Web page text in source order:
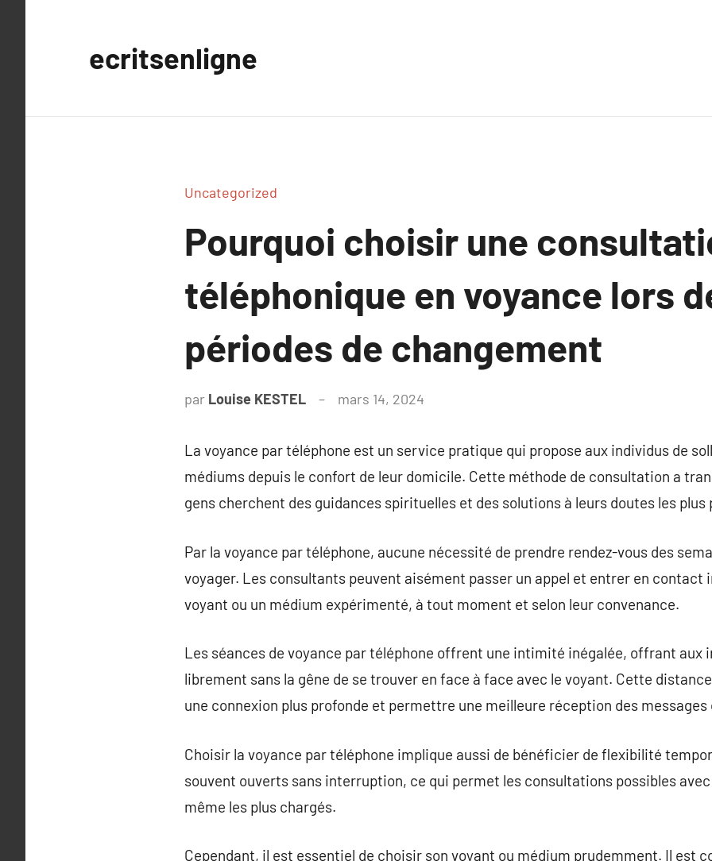
ecritsenligne
Uncategorized
Pourquoi choisir une
téléphonique en voyance lors
périodes de changement
par Louise KESTEL mars 14, 2024
La voyance par téléphone est un service pratique qui propose aux individus de
médiums depuis le confort de leur domicile. Cette méthode de consultation a
gens cherchent des guidances spirituelles et des solutions à leurs doutes les plus
Par la voyance par téléphone, aucune nécessité de prendre rendez-vous des
voyager. Les consultants peuvent aisément passer un appel et entrer en contact
voyant ou un médium expérimenté, à tout moment et selon leur convenance.
Les séances de voyance par téléphone offrent une intimité inégalée, offrant aux
librement sans la gêne de se trouver en face à face avec le voyant. Cette
une connexion plus profonde et permettre une meilleure réception des messages
Choisir la voyance par téléphone implique aussi de bénéficier de flexibilité
souvent ouverts sans interruption, ce qui permet les consultations possibles
même les plus chargés.
Cependant, il est essentiel de choisir son voyant ou médium prudemment. Il est